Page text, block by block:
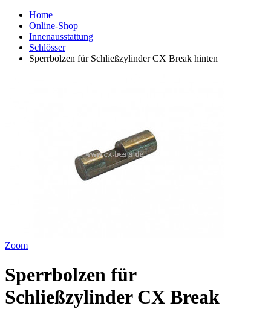
Home
Online-Shop
Innenausstattung
Schlösser
Sperrbolzen für Schließzylinder CX Break hinten
Zoom
Sperrbolzen für
Schließzylinder CX Break